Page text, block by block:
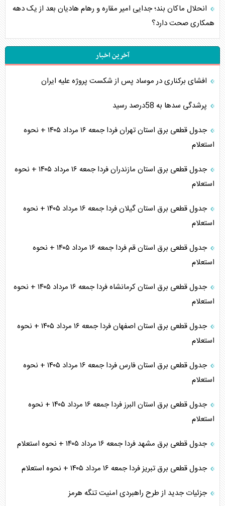
انحلال ماکان بند؛ جدایی امیر مقاره و رهام هادیان بعد از یک دهه
همکاری صحت دارد؟
آخرین اخبار
افشای برکناری در موساد پس از شکست پروژه علیه ایران
پرشدگی سدها به 58درصد رسید
جدول قطعی برق استان تهران فردا جمعه ۱۶ مرداد ۱۴۰۵ + نحوه
استعلام
جدول قطعی برق استان مازندران فردا جمعه ۱۶ مرداد ۱۴۰۵ + نحوه
استعلام
جدول قطعی برق استان گیلان فردا جمعه ۱۶ مرداد ۱۴۰۵ + نحوه
استعلام
جدول قطعی برق استان قم فردا جمعه ۱۶ مرداد ۱۴۰۵ + نحوه
استعلام
جدول قطعی برق استان کرمانشاه فردا جمعه ۱۶ مرداد ۱۴۰۵ + نحوه
استعلام
جدول قطعی برق استان اصفهان فردا جمعه ۱۶ مرداد ۱۴۰۵ + نحوه
استعلام
جدول قطعی برق استان فارس فردا جمعه ۱۶ مرداد ۱۴۰۵ + نحوه
استعلام
جدول قطعی برق استان البرز فردا جمعه ۱۶ مرداد ۱۴۰۵ + نحوه
استعلام
جدول قطعی برق مشهد فردا جمعه ۱۶ مرداد ۱۴۰۵ + نحوه استعلام
جدول قطعی برق تبریز فردا جمعه ۱۶ مرداد ۱۴۰۵ + نحوه استعلام
جزئیات جدید از طرح راهبردی امنیت تنگه هرمز